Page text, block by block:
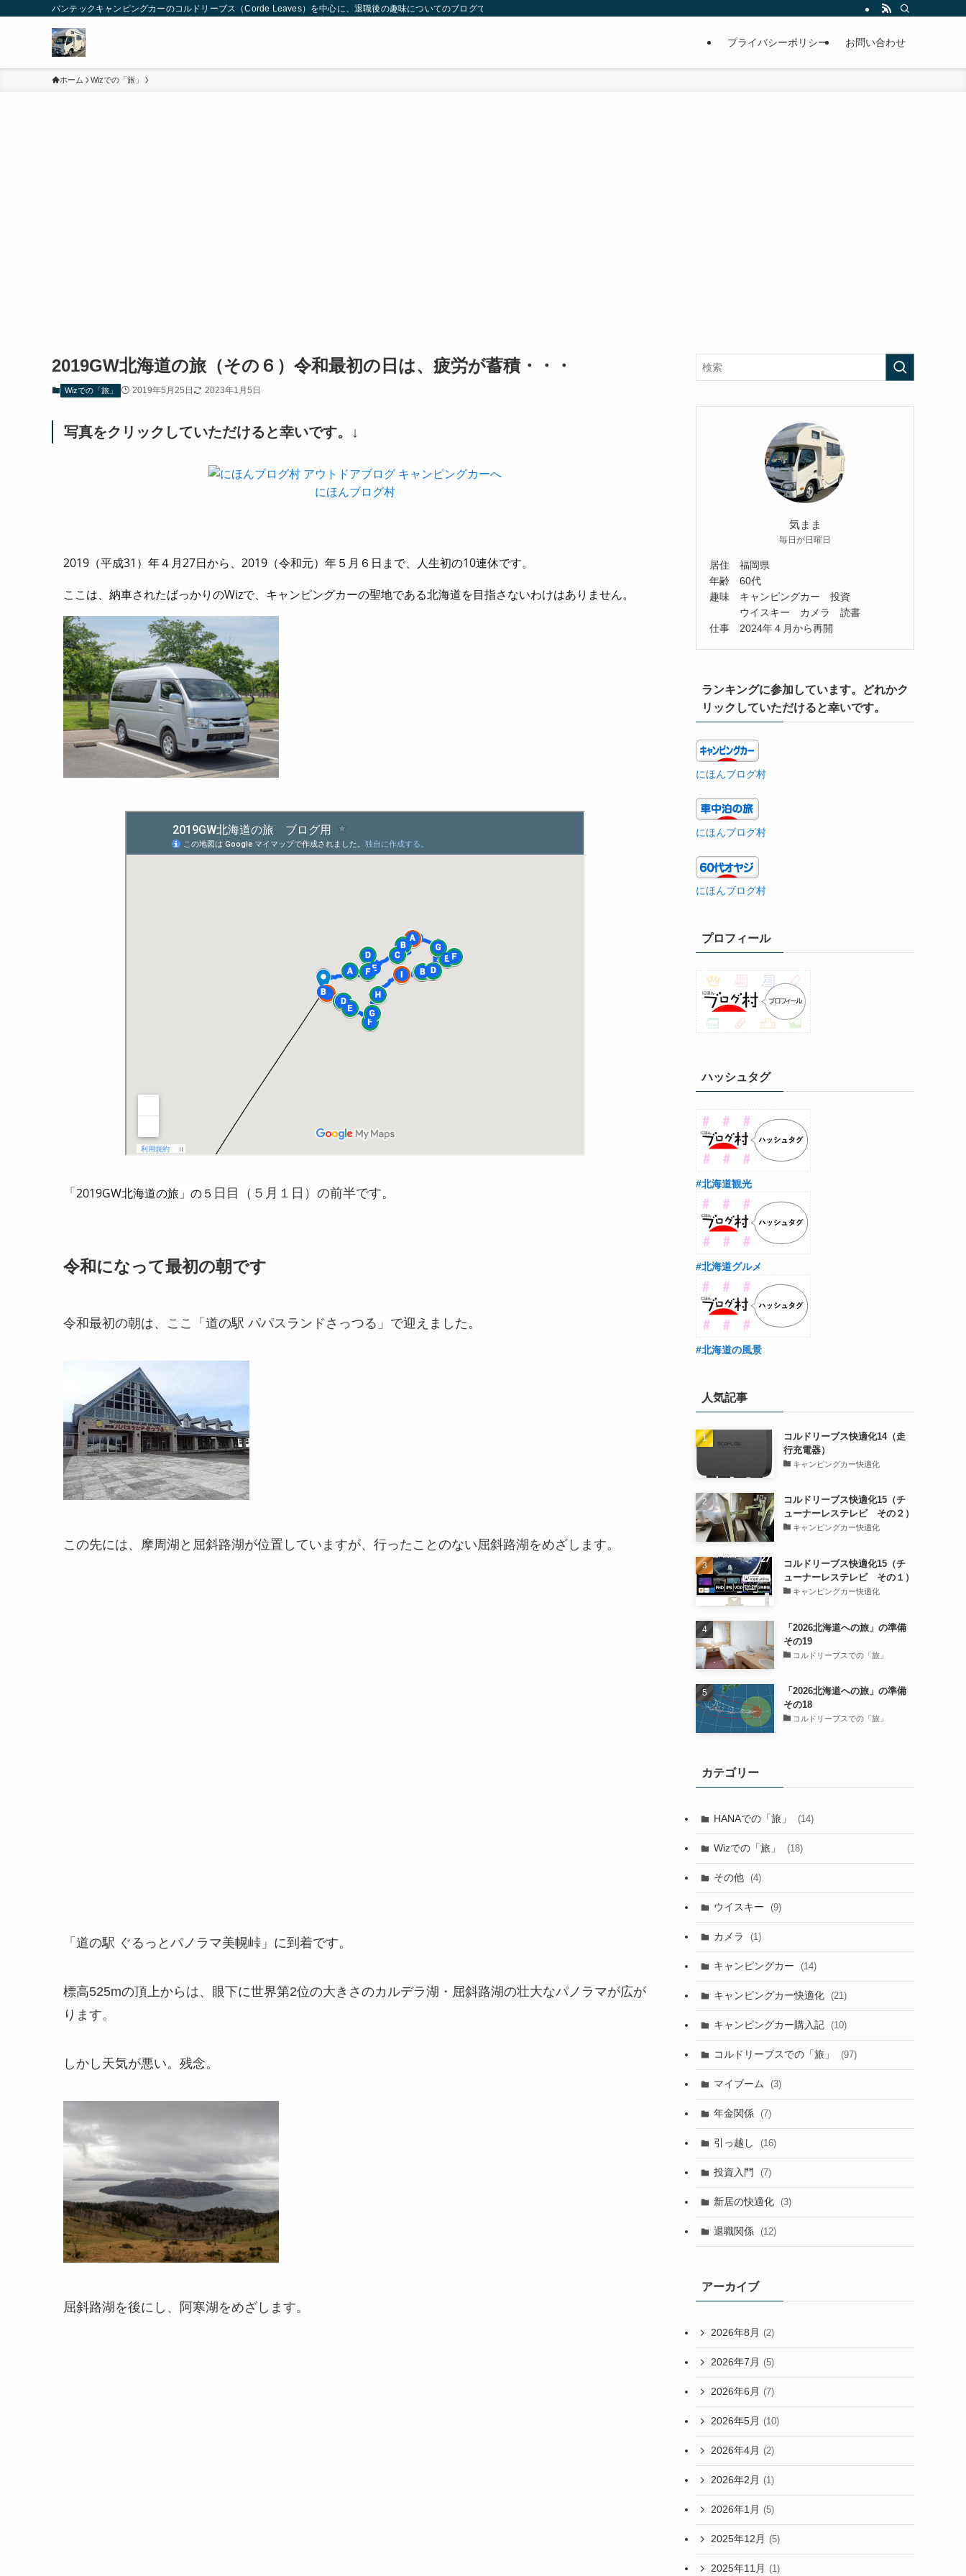
バンテックキャンピングカーのコルドリーブス（Corde Leaves）を中心に、退職後の趣味についてのブログです。 | 気ままに余生のブーム探し
プライバシーポリシー お問い合わせ
ホーム Wizでの「旅」
2019GW北海道の旅（その６）令和最初の日は、疲労が蓄積・・・
Wizでの「旅」 2019年5月25日 2023年1月5日
写真をクリックしていただけると幸いです。↓
にほんブログ村
2019（平成31）年４月27日から、2019（令和元）年５月６日まで、人生初の10連休です。
ここは、納車されたばっかりのWizで、キャンピングカーの聖地である北海道を目指さないわけはありません。
「 2019GW北海道の旅」の５ 日目（５月１日）の前半です。
令和になって最初の朝です
令和最初の朝は、ここ「道の駅 パパスランドさっつる」で迎えました。
この先には、摩周湖と屈斜路湖が位置していますが、行ったことのない屈斜路湖をめざします。
「道の駅 ぐるっとパノラマ美幌峠」に到着です。
標高525mの頂上からは、眼下に世界第2位の大きさのカルデラ湖・屈斜路湖の壮大なパノラマが広が
ります。
しかし天気が悪い。残念。
屈斜路湖を後にし、阿寒湖をめざします。
気まま
毎日が日曜日
居住 福岡県
年齢 60代
趣味 キャンピングカー 投資
ウイスキー カメラ 読書
仕事 2024年４月から再開
ランキングに参加しています。どれかク
リックしていただけると幸いです。
にほんブログ村
にほんブログ村
にほんブログ村
プロフィール
ハッシュタグ
#北海道観光
#北海道グルメ
#北海道の風景
人気記事
コルドリーブス快適化14（走
行充電器）
キャンピングカー快適化
コルドリーブス快適化15（チ
ューナーレステレビ その２）
キャンピングカー快適化
コルドリーブス快適化15（チ
ューナーレステレビ その１）
キャンピングカー快適化
「2026北海道への旅」の準備
その19
コルドリーブスでの「旅」
「2026北海道への旅」の準備
その18
コルドリーブスでの「旅」
カテゴリー
HANAでの「旅」 (14)
Wizでの「旅」 (18)
その他 (4)
ウイスキー (9)
カメラ (1)
キャンピングカー (14)
キャンピングカー快適化 (21)
キャンピングカー購入記 (10)
コルドリーブスでの「旅」 (97)
マイブーム (3)
年金関係 (7)
引っ越し (16)
投資入門 (7)
新居の快適化 (3)
退職関係 (12)
アーカイブ
2026年8月 (2)
2026年7月 (5)
2026年6月 (7)
2026年5月 (10)
2026年4月 (2)
2026年2月 (1)
2026年1月 (5)
2025年12月 (5)
2025年11月 (1)